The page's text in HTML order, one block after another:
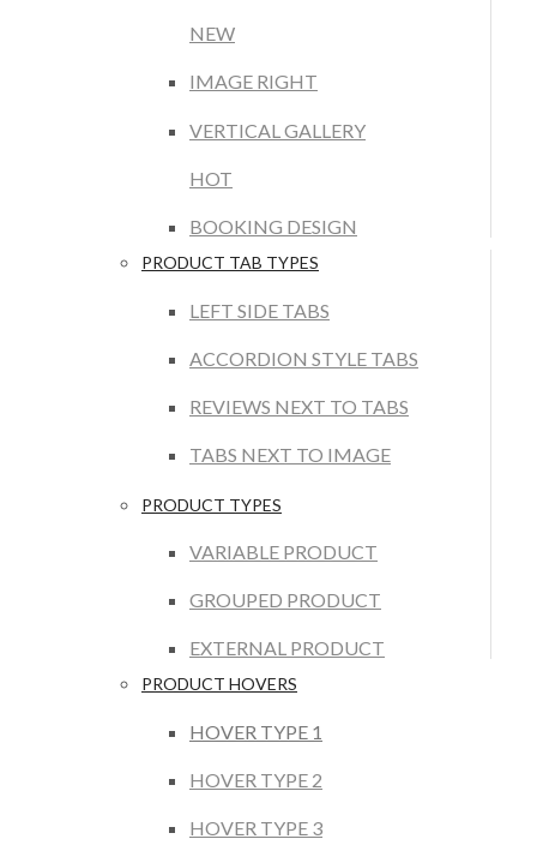
NEW
IMAGE RIGHT
VERTICAL GALLERY
HOT
BOOKING DESIGN
PRODUCT TAB TYPES
LEFT SIDE TABS
ACCORDION STYLE TABS
REVIEWS NEXT TO TABS
TABS NEXT TO IMAGE
PRODUCT TYPES
VARIABLE PRODUCT
GROUPED PRODUCT
EXTERNAL PRODUCT
PRODUCT HOVERS
HOVER TYPE 1
HOVER TYPE 2
HOVER TYPE 3